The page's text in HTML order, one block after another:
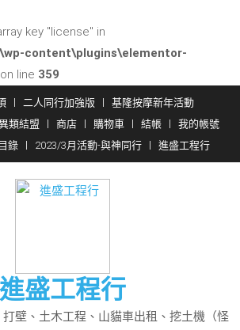
key "license" in
content\plugins\elementor-
on line 359
二人同行加強版
基隆按摩新年活動
類結盟 商店 購物車 結帳
我的帳號
錄 2023/3月活動-與神同行 進盛工程行
進盛工程行
壁、土木工程、山貓車出租、挖土機（怪